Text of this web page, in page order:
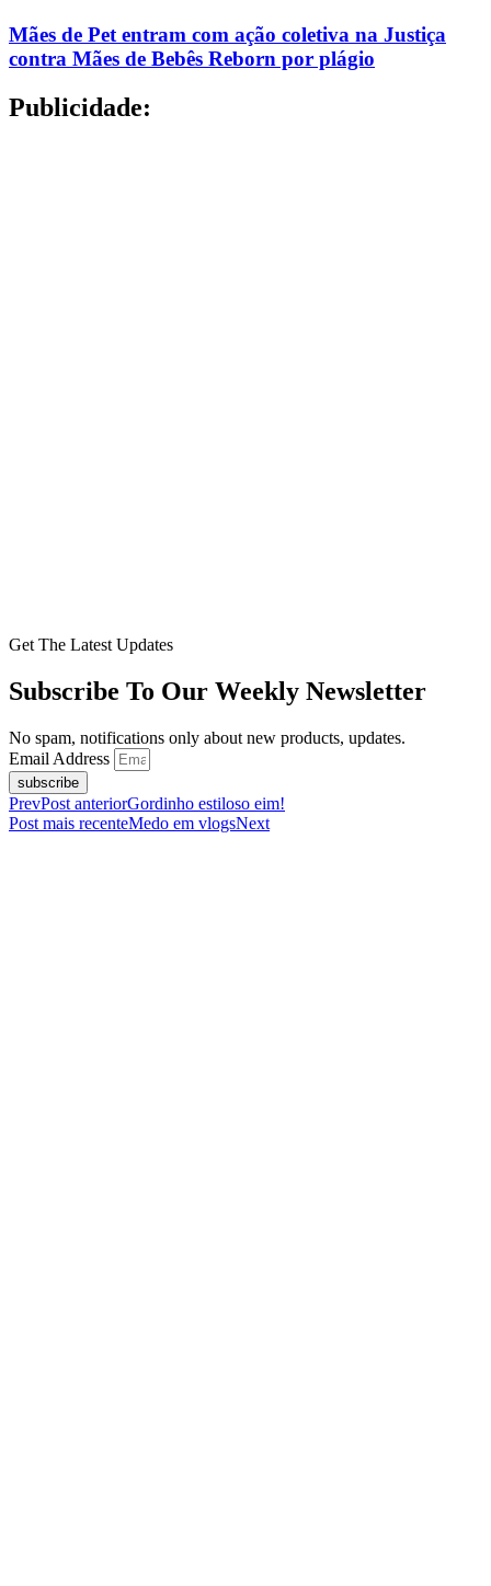
Mães de Pet entram com ação coletiva na Justiça
contra Mães de Bebês Reborn por plágio
Publicidade:
Get The Latest Updates
Subscribe To Our Weekly Newsletter
No spam, notifications only about new products, updates.
Email Address
subscribe
PrevPost anteriorGordinho estiloso eim!
Post mais recenteMedo em vlogsNext